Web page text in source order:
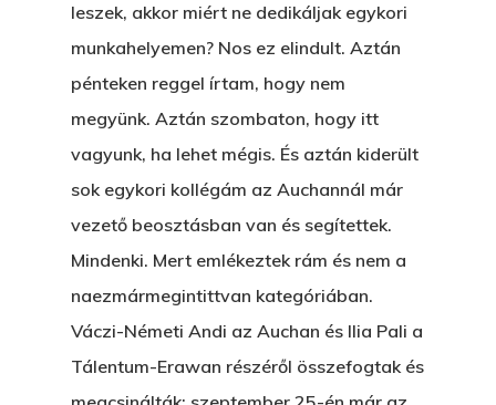
leszek, akkor miért ne dedikáljak egykori
munkahelyemen? Nos ez elindult. Aztán
pénteken reggel írtam, hogy nem
megyünk. Aztán szombaton, hogy itt
vagyunk, ha lehet mégis. És aztán kiderült
sok egykori kollégám az Auchannál már
vezető beosztásban van és segítettek.
Mindenki. Mert emlékeztek rám és nem a
naezmármegintittvan kategóriában.
Váczi-Németi Andi az Auchan és Ilia Pali a
Tálentum-Erawan részéről összefogtak és